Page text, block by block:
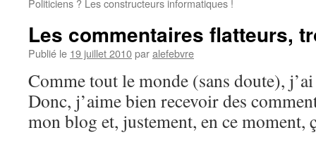
Politiciens ? Les constructeurs informatiques !
Les commentaires flatteurs,
Publié le 19 juillet 2010paralefebvre
Comme tout le monde (sans doute),
Donc, j’aime bien recevoir des
mon blog et, justement, en ce moment,